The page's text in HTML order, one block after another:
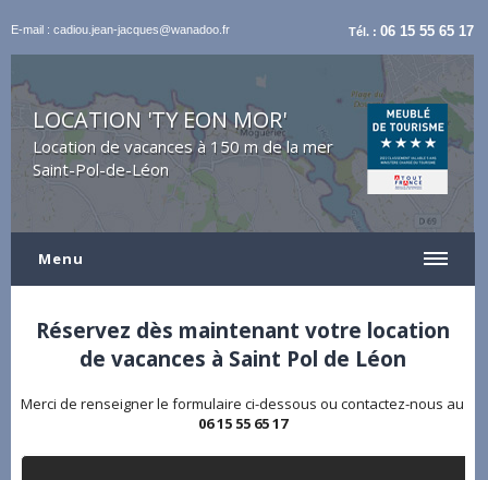
E-mail : cadiou.jean-jacques@wanadoo.fr Tél. :06 15 55 65 17
LOCATION 'TY EON MOR'
Location de vacances à 150 m de la mer
Saint-Pol-de-Léon
Menu
Réservez dès maintenant votre location
de vacances à Saint Pol de Léon
Merci de renseigner le formulaire ci-dessous ou contactez-nous au
06 15 55 65 17